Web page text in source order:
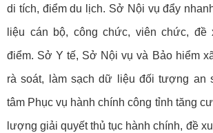
di tích, điểm du lịch. Sở Nội vụ đẩy
liệu cán bộ, công chức, viên chức, đề
điểm. Sở Y tế, Sở Nội vụ và Bảo hiểm
rà soát, làm sạch dữ liệu đối tượng an
tâm Phục vụ hành chính công tỉnh tăng
lượng giải quyết thủ tục hành chính, đề